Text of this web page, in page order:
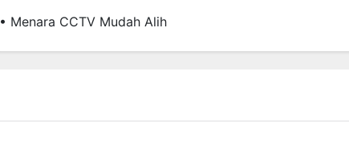
• Menara CCTV Mudah Alih